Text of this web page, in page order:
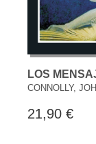
LOS
CONNOLLY,
21,90 €